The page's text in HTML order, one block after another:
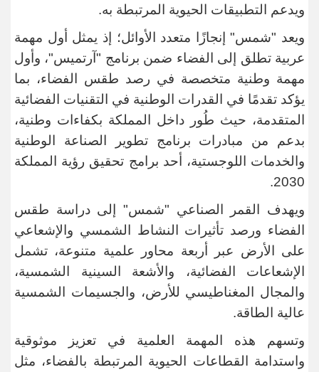
ويدعم التطبيقات الحيوية المرتبطة به.
ويعد "شمس" إنجازًا متعدد الأوائل؛ إذ يمثل أول مهمة
عربية تطلق إلى الفضاء ضمن برنامج "آرتميس"، وأول
مهمة وطنية متخصصة في رصد طقس الفضاء، بما
يؤكد تقدمًا في القدرات الوطنية في التقنيات الفضائية
المتقدمة، حيث طُور داخل المملكة بكفاءات وطنية،
بدعم من مبادرات برنامج تطوير الصناعة الوطنية
والخدمات اللوجستية، أحد برامج تحقيق رؤية المملكة
2030
.
ويهدف القمر الصناعي "شمس" إلى دراسة طقس
الفضاء ورصد تأثيرات النشاط الشمسي والإشعاعي
على الأرض عبر أربعة محاور علمية متنوعة، تشمل
الإشعاعات الفضائية، والأشعة السينية الشمسية،
والمجال المغناطيسي للأرض، والجسيمات الشمسية
عالية الطاقة.
وتسهم هذه المهمة العلمية في تعزيز موثوقية
واستدامة القطاعات الحيوية المرتبطة بالفضاء، مثل